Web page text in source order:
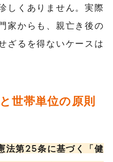
しくありません。実際
家からも、親亡き後の
ざるを得ないケースは
世帯単位の原則
法第25条に基づく「健